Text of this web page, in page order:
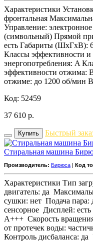
Характеристики
фронтальная
Управление:
(символьный) Прямой
есть Габариты (ШxГxВ):
Классы эффективности и
энергопотребления: A
эффективности отжима:
отжиме: до 1200 об/мин
Код: 52459
37 610 р.
Купить Быстрый
Стиральная машина
Производитель: Бирюса Код
Характеристики Тип
двигатель: да
сушки: нет Подача
сенсорное Дисплей:
A+++ Скорость
от протечек воды:
Контроль дисбаланса: